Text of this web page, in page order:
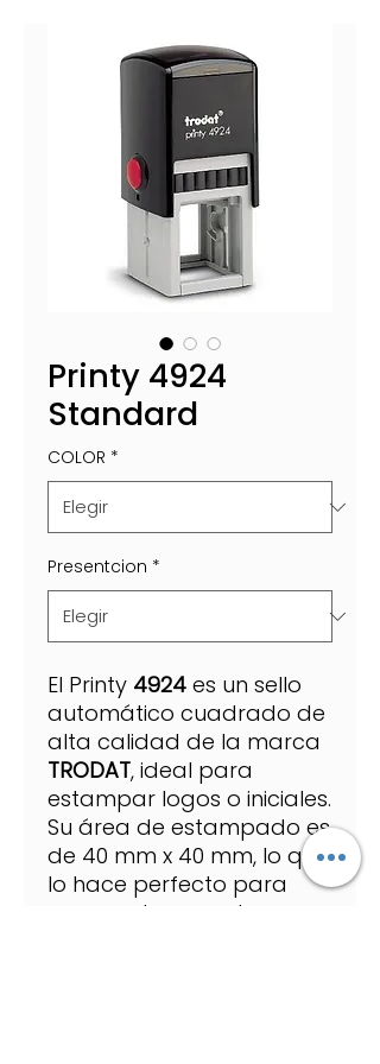
Printy 4924
Standard
COLOR *
Presentcion *
El Printy 4924 es un sello
automático cuadrado de
alta calidad de la marca
TRODAT, ideal para
estampar logos o iniciales.
Su área de estampado es
de 40 mm x 40 mm, lo que
lo hace perfecto para
usar en documentos y